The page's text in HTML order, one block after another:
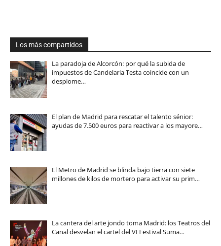
Los más compartidos
La paradoja de Alcorcón: por qué la subida de
impuestos de Candelaria Testa coincide con un
desplome…
El plan de Madrid para rescatar el talento sénior:
ayudas de 7.500 euros para reactivar a los mayore…
El Metro de Madrid se blinda bajo tierra con siete
millones de kilos de mortero para activar su prim…
La cantera del arte jondo toma Madrid: los Teatros del
Canal desvelan el cartel del VI Festival Suma…